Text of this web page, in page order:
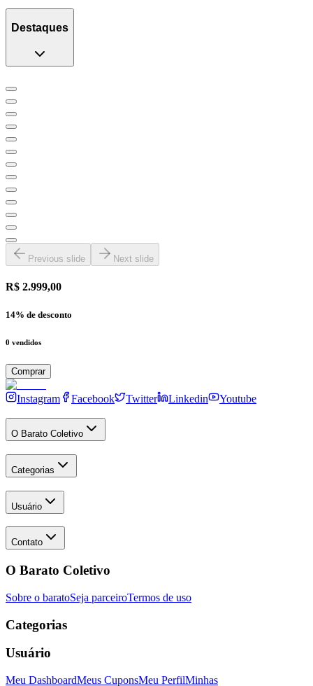
Destaques
Previous slide Next slide
R$ 2.999,00
14% de desconto
0 vendidos
Comprar
Instagram Facebook Twitter Linkedin Youtube
O Barato Coletivo
Categorias
Usuário
Contato
O Barato Coletivo
Sobre o baratoSeja parceiroTermos de uso
Categorias
Usuário
Meu DashboardMeus CuponsMeu PerfilMinhas